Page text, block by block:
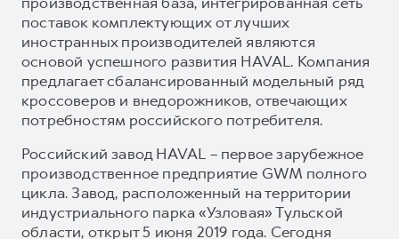
поставок комплектующих от лучших
иностранных производителей являются
основой успешного развития HAVAL. Компания
предлагает сбалансированный модельный ряд
кроссоверов и внедорожников, отвечающих
потребностям российского потребителя.
Российский завод HAVAL – первое зарубежное
производственное предприятие GWM полного
цикла. Завод, расположенный на территории
индустриального парка «Узловая» Тульской
области, открыт 5 июня 2019 года. Сегодня